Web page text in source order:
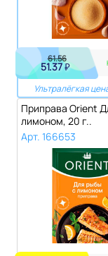
61.56
51.37₽
Ультралёгкая
Приправа Orient
лимоном, 20 г..
Арт. 166653